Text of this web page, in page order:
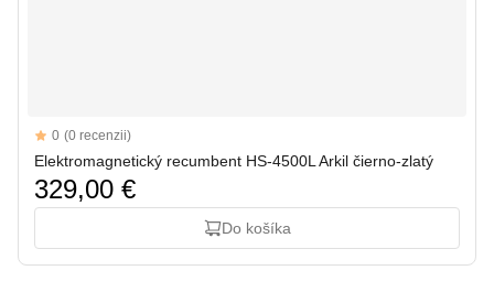
Reviews
0 (0 recenzii)
Elektromagnetický recumbent HS-4500L Arkil čierno-zlatý
329,00 €
Do košíka